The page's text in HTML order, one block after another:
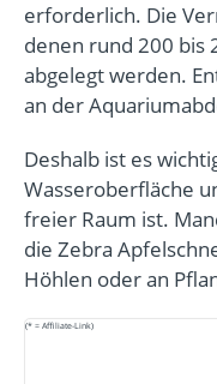
erforderlich. Die
denen rund 200 bis
abgelegt werden.
an der
Deshalb ist es
Wasseroberfläche
freier Raum ist.
die Zebra
Höhlen oder an
(* = Affiliate-Link)